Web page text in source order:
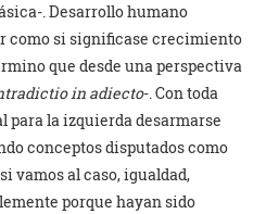
. Desarrollo humano
como si significase crecimiento
que desde una perspectiva
in adiecto-. Con toda
para la izquierda desarmarse
conceptos disputados como
vamos al caso, igualdad,
porque hayan sido